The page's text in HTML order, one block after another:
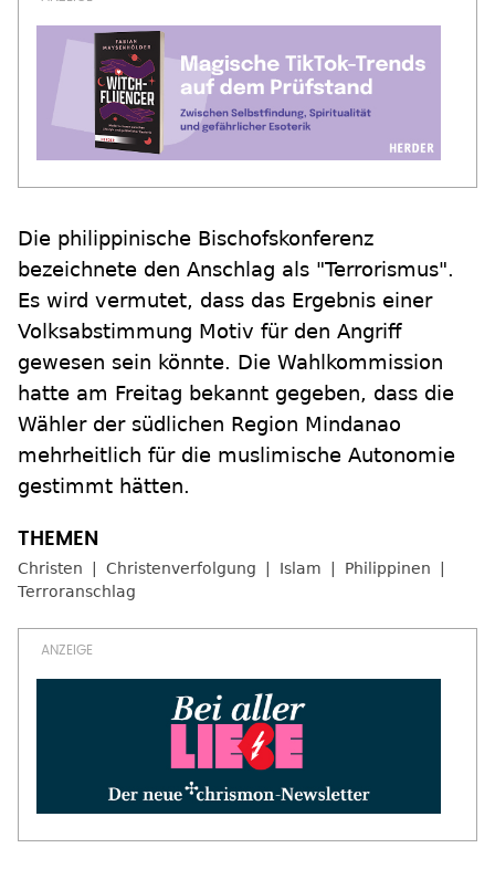
Die philippinische Bischofskonferenz
bezeichnete den Anschlag als "Terrorismus".
Es wird vermutet, dass das Ergebnis einer
Volksabstimmung Motiv für den Angriff
gewesen sein könnte. Die Wahlkommission
hatte am Freitag bekannt gegeben, dass die
Wähler der südlichen Region Mindanao
mehrheitlich für die muslimische Autonomie
gestimmt hätten.
Christen Christenverfolgung Islam
Philippinen
Terroranschlag